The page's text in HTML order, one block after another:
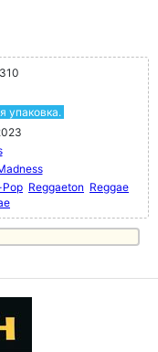
упаковка.
Pop Reggaeton Reggae